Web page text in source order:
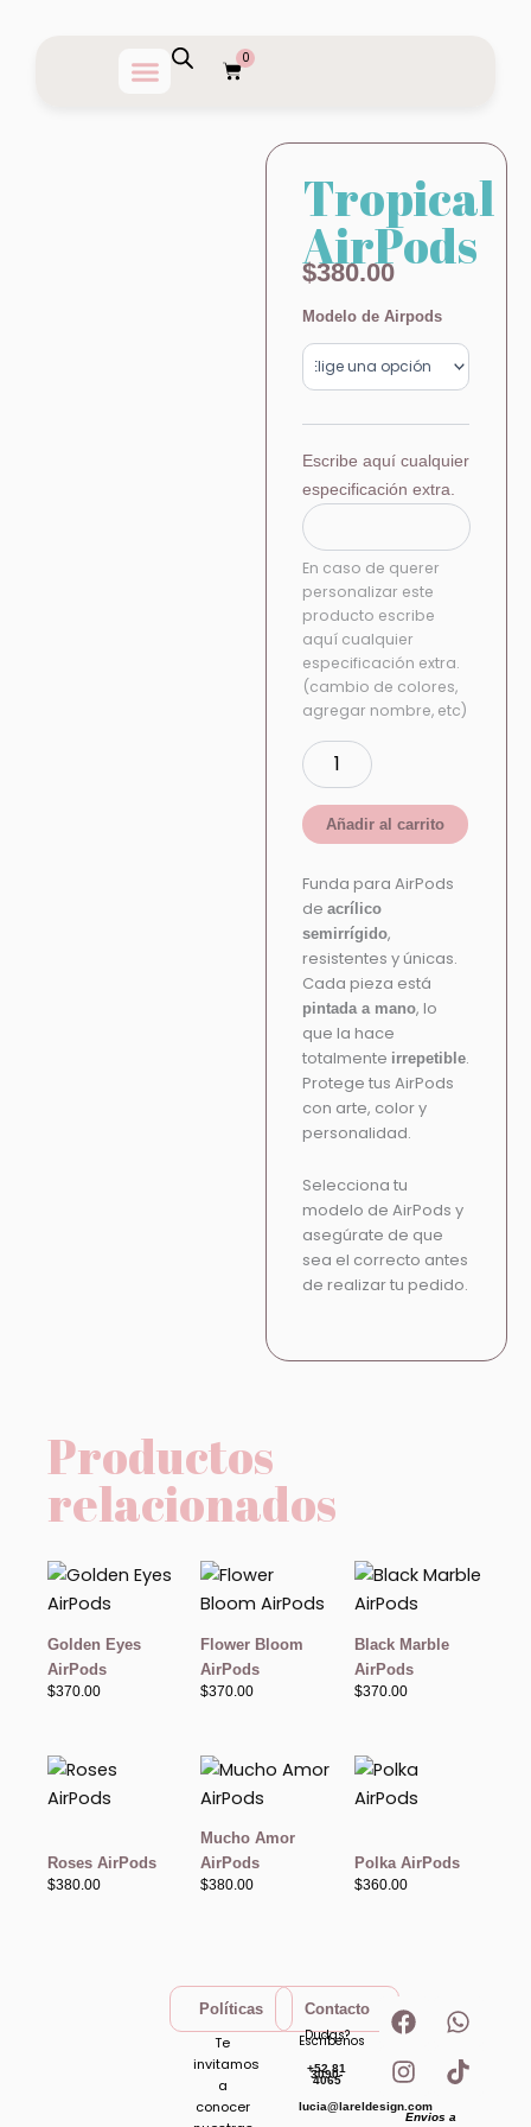
0
Carrito
Tropical
AirPods
$380.00
Modelo de Airpods
Escribe aquí cualquier
especificación extra.
En caso de querer
personalizar este
producto escribe
aquí cualquier
especificación extra.
(cambio de colores,
agregar nombre, etc)
Tropical
cantidad
Añadir al carrito
Funda para AirPods
deacrílico
semirrígido,
resistentes y únicas.
Cada pieza está
pintada a mano, lo
que la hace
totalmente irrepetible.
Protege tus AirPods
con arte, color y
personalidad.
Selecciona tu
modelo de AirPods y
asegúrate de que
sea el correcto antes
de realizar tu pedido.
Productos
relacionados
Golden Eyes
AirPods
$370.00
Flower Bloom
AirPods
$370.00
Black Marble
AirPods
$370.00
Roses AirPods
$380.00
Mucho Amor
AirPods
$380.00
Polka AirPods
$360.00
Políticas
Te
invitamos
a
conocer
Contacto
Dudas?
Escribenos
+52 81
3090-
4065
lucia@lareldesign.com
F
a
c
e
b
W
h
a
t
I
n
s
t
a
T
i
k
t
Envios a